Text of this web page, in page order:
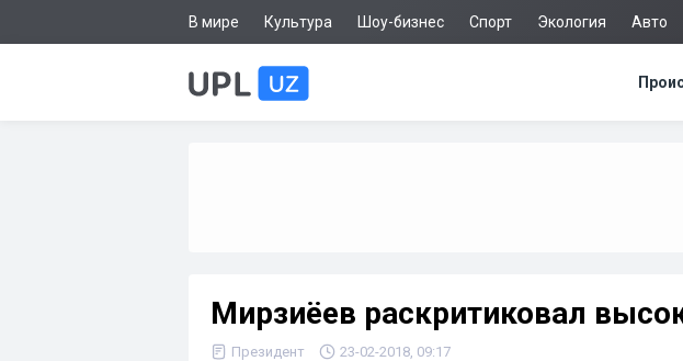
В мире Культура Шоу-бизнес Спорт Экология Авто
Мирзиёев раскритиковал
Президент 23-02-2018, 09:17